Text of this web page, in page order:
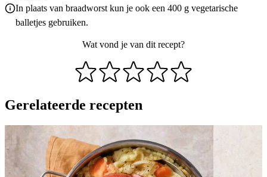
In plaats van braadworst kun je ook een 400 g vegetarische
balletjes gebruiken.
Wat vond je van dit recept?
Gerelateerde recepten